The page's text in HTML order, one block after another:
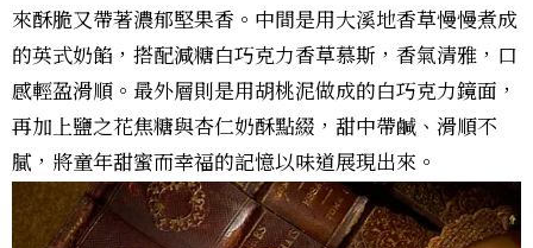
來酥脆又帶著濃郁堅果香。中間是用大溪地香草慢慢煮成
的英式奶餡，搭配減糖白巧克力香草慕斯，香氣清雅，口
感輕盈滑順。最外層則是用胡桃泥做成的白巧克力鏡面，
再加上鹽之花焦糖與杏仁奶酥點綴，甜中帶鹹、滑順不
膩，將童年甜蜜而幸福的記憶以味道展現出來。